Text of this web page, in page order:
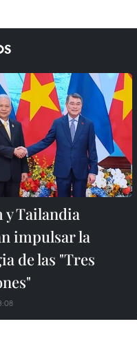
y Tailandia
impulsar la
de las "Tres